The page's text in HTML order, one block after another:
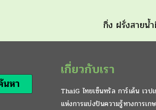
กิ่ง ฝรั่งสายน้
นหา
เกี่ยวกับเรา
ThaiG ไทยเซ็นทรัล การ์เด้น เวป
แห่งการแบ่งปันความรู้ทางการเ